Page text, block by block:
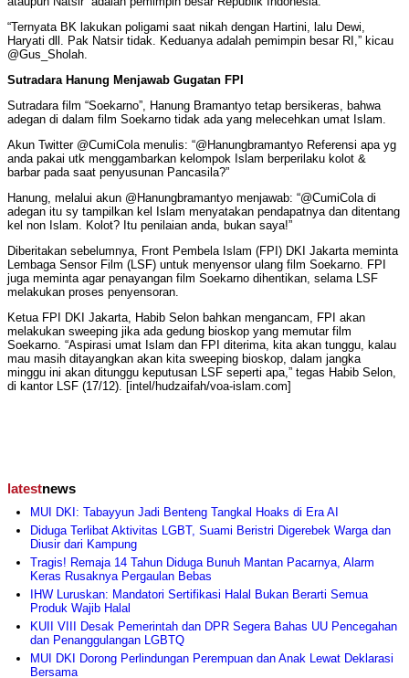
“Ternyata BK lakukan poligami saat nikah dengan Hartini, lalu Dewi,
Haryati dll. Pak Natsir tidak. Keduanya adalah pemimpin besar RI,” kicau
@Gus_Sholah.
Sutradara Hanung Menjawab Gugatan FPI
Sutradara film “Soekarno”, Hanung Bramantyo tetap bersikeras, bahwa
adegan di dalam film Soekarno tidak ada yang melecehkan umat Islam.
Akun Twitter ‏@CumiCola menulis: “@Hanungbramantyo Referensi apa yg
anda pakai utk menggambarkan kelompok Islam berperilaku kolot &
barbar pada saat penyusunan Pancasila?”
Hanung, melalui akun @Hanungbramantyo menjawab: “@CumiCola di
adegan itu sy tampilkan kel Islam menyatakan pendapatnya dan ditentang
kel non Islam. Kolot? Itu penilaian anda, bukan saya!”
Diberitakan sebelumnya, Front Pembela Islam (FPI) DKI Jakarta meminta
Lembaga Sensor Film (LSF) untuk menyensor ulang film Soekarno. FPI
juga meminta agar penayangan film Soekarno dihentikan, selama LSF
melakukan proses penyensoran.
Ketua FPI DKI Jakarta, Habib Selon bahkan mengancam, FPI akan
melakukan sweeping jika ada gedung bioskop yang memutar film
Soekarno. “Aspirasi umat Islam dan FPI diterima, kita akan tunggu, kalau
mau masih ditayangkan akan kita sweeping bioskop, dalam jangka
minggu ini akan ditunggu keputusan LSF seperti apa,” tegas Habib Selon,
di kantor LSF (17/12). [intel/hudzaifah/voa-islam.com]
latestnews
MUI DKI: Tabayyun Jadi Benteng Tangkal Hoaks di Era AI
Diduga Terlibat Aktivitas LGBT, Suami Beristri Digerebek Warga dan
Diusir dari Kampung
Tragis! Remaja 14 Tahun Diduga Bunuh Mantan Pacarnya, Alarm
Keras Rusaknya Pergaulan Bebas
IHW Luruskan: Mandatori Sertifikasi Halal Bukan Berarti Semua
Produk Wajib Halal
KUII VIII Desak Pemerintah dan DPR Segera Bahas UU Pencegahan
dan Penanggulangan LGBTQ
MUI DKI Dorong Perlindungan Perempuan dan Anak Lewat Deklarasi
Bersama